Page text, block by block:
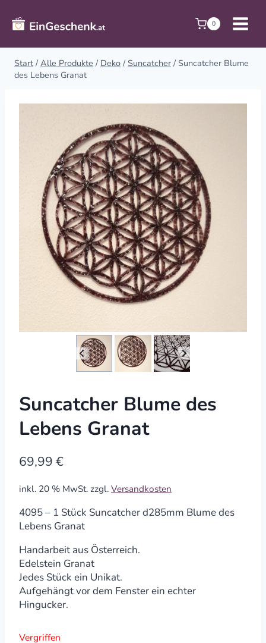
Inhalt
springen
0
Start / Alle Produkte / Deko / Suncatcher / Suncatcher Blume
des Lebens Granat
Suncatcher Blume des
Lebens Granat
69,99 €
inkl. 20 % MwSt. zzgl. Versandkosten
4095 – 1 Stück Suncatcher d285mm Blume des
Lebens Granat
Handarbeit aus Österreich.
Edelstein Granat
Jedes Stück ein Unikat.
Aufgehängt vor dem Fenster ein echter
Hingucker.
Vergriffen